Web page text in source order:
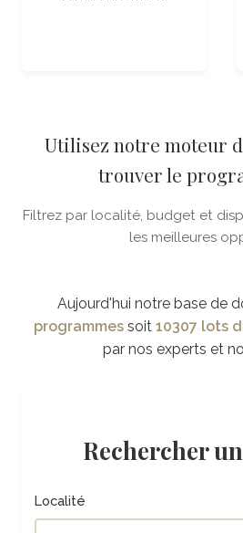
Utilisez notre moteur
trouver le
Filtrez par localité, budget et
les meilleures
Aujourd'hui notre base de
programmessoit 10307 lots
par nos experts et
Rechercher
Localité